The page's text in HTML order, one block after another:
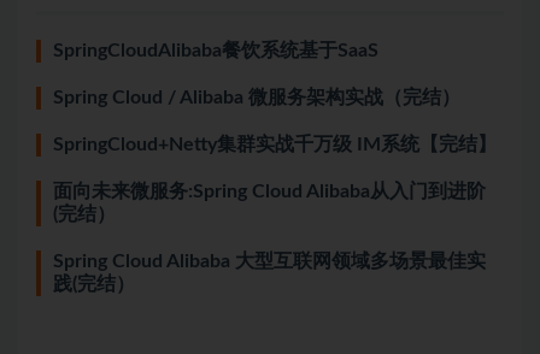
SpringCloudAlibaba餐饮系统基于SaaS
Spring Cloud / Alibaba 微服务架构实战（完结）
SpringCloud+Netty集群实战千万级 IM系统【完结】
面向未来微服务:Spring Cloud Alibaba从入门到进阶
(完结）
Spring Cloud Alibaba 大型互联网领域多场景最佳实
践(完结）